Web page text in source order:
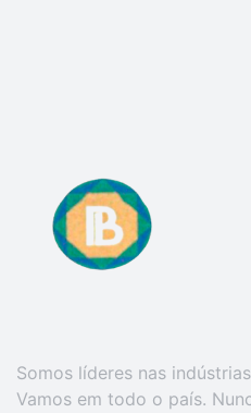
Somos líderes nas
Vamos em todo o país.